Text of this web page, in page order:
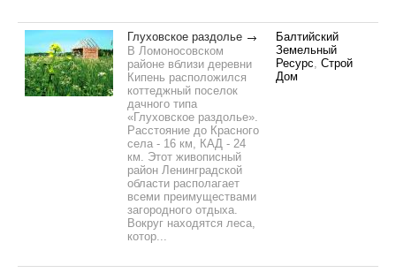
Глуховское раздолье
В Ломоносовском
районе вблизи деревни
Кипень расположился
коттеджный поселок
дачного типа
«Глуховское раздолье».
Расстояние до Красного
села - 16 км, КАД - 24
км. Этот живописный
район Ленинградской
области располагает
всеми преимуществами
загородного отдыха.
Вокруг находятся леса,
котор...
Балтийский
Земельный
Ресурс, Строй
Дом